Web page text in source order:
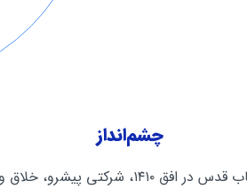
چشم‌انداز
مهاب قدس در افق ۱۴۱۰، شرکتی پیشرو، خلاق و